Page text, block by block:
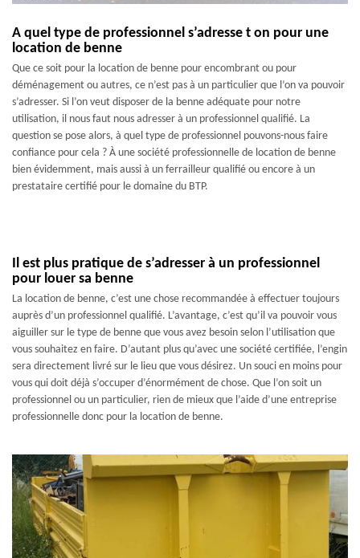
A quel type de professionnel s’adresse t on pour une
location de benne
Que ce soit pour la location de benne pour encombrant ou pour
déménagement ou autres, ce n’est pas à un particulier que l’on va pouvoir
s’adresser. Si l’on veut disposer de la benne adéquate pour notre
utilisation, il nous faut nous adresser à un professionnel qualifié. La
question se pose alors, à quel type de professionnel pouvons-nous faire
confiance pour cela ? À une société professionnelle de location de benne
bien évidemment, mais aussi à un ferrailleur qualifié ou encore à un
prestataire certifié pour le domaine du BTP.
Il est plus pratique de s’adresser à un professionnel
pour louer sa benne
La location de benne, c’est une chose recommandée à effectuer toujours
auprès d’un professionnel qualifié. L’avantage, c’est qu’il va pouvoir vous
aiguiller sur le type de benne que vous avez besoin selon l’utilisation que
vous souhaitez en faire. D’autant plus qu’avec une société certifiée, l’engin
sera directement livré sur le lieu que vous désirez. Un souci en moins pour
vous qui doit déjà s’occuper d’énormément de chose. Que l’on soit un
professionnel ou un particulier, rien de mieux que l’aide d’une entreprise
professionnelle donc pour la location de benne.